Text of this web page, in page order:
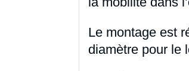
Le montage est
diamètre pour le